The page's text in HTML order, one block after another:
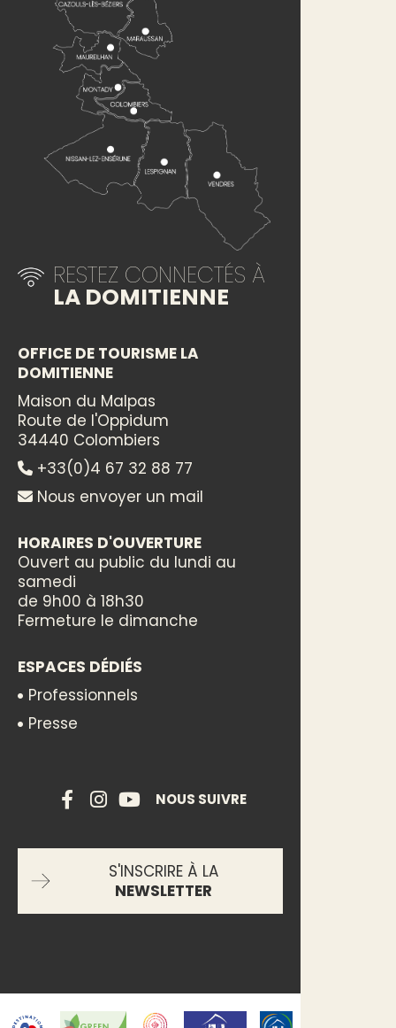
RESTEZ CONNECTÉS À
LA DOMITIENNE
OFFICE DE TOURISME LA
DOMITIENNE
Maison du Malpas
Route de l'Oppidum
34440 Colombiers
+33(0)4 67 32 88 77
Nous envoyer un mail
HORAIRES D'OUVERTURE
Ouvert au public du lundi au
samedi
de 9h00 à 18h30
Fermeture le dimanche
ESPACES DÉDIÉS
Professionnels
Presse
NOUS SUIVRE
S'INSCRIRE À LA
NEWSLETTER